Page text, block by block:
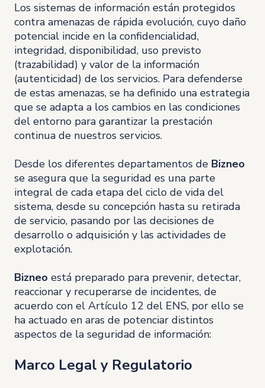
Los sistemas de información están protegidos
contra amenazas de rápida evolución, cuyo daño
potencial incide en la confidencialidad,
integridad, disponibilidad, uso previsto
(trazabilidad) y valor de la información
(autenticidad) de los servicios. Para defenderse
de estas amenazas, se ha definido una estrategia
que se adapta a los cambios en las condiciones
del entorno para garantizar la prestación
continua de nuestros servicios.
Desde los diferentes departamentos de Bizneo
se asegura que la seguridad es una parte
integral de cada etapa del ciclo de vida del
sistema, desde su concepción hasta su retirada
de servicio, pasando por las decisiones de
desarrollo o adquisición y las actividades de
explotación.
Bizneo está preparado para prevenir, detectar,
reaccionar y recuperarse de incidentes, de
acuerdo con el Artículo 12 del ENS, por ello se
ha actuado en aras de potenciar distintos
aspectos de la seguridad de información:
Marco Legal y Regulatorio